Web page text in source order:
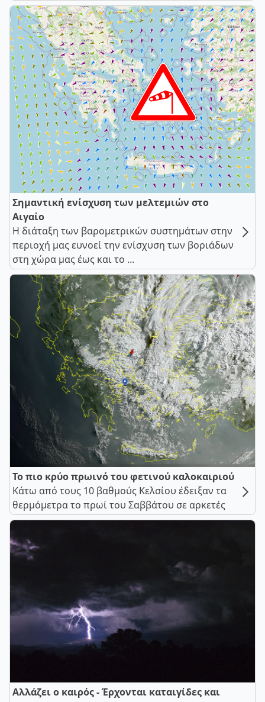
Σημαντική ενίσχυση των μελτεμιών στο
Αιγαίο
Η διάταξη των βαρομετρικών συστημάτων στην
περιοχή μας ευνοεί την ενίσχυση των βοριάδων
στη χώρα μας έως και το ...
Το πιο κρύο πρωινό του φετινού καλοκαιριού
Κάτω από τους 10 βαθμούς Κελσίου έδειξαν τα
θερμόμετρα το πρωί του Σαββάτου σε αρκετές
Αλλάζει ο καιρός - Έρχονται καταιγίδες και